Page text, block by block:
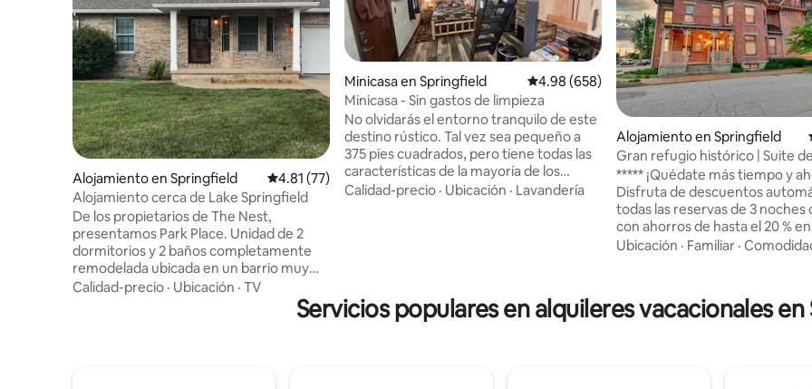
Alojamiento en Springfield Calificación promedio: 4.81 de 5, 77 reseñas
4.81 (77)
Alojamiento cerca de Lake Springfield
De los propietarios de The Nest,
presentamos Park Place. Unidad de 2
dormitorios y 2 baños completamente
remodelada ubicada en un barrio muy
tranquilo en Franklin Park, cerca de Lake
techos abovedados, una chimenea de
Calidad-precio · Ubicación · TV
Minicasa en Springfield Calificación promedio: 4.98 de 5, 658 reseñas
4.98 (658)
Minicasa - Sin gastos de limpieza
No olvidarás el entorno tranquilo de este
destino rústico. Tal vez sea pequeño a
375 pies cuadrados, pero tiene todas las
características de la mayoría de los
hoteles con una cama tamaño queen y
casi todo lo necesario para cocinar.
Muchas toallas, jabón, champú y
Calidad-precio · Ubicación · Lavandería
Alojamiento en Springfield
Gran refugio histórico | Suite
dormitorios | Confort moderno
***** ¡Quédate más tiempo y
Disfruta de descuentos
todas las reservas de 3 noches
con ahorros de hasta el 20 %
mensuales. ¡Tu escapada
Adéntrate en un pedazo de
The Bressmer, una
Ubicación · Familiar ·
Servicios populares en alquileres vacacionales